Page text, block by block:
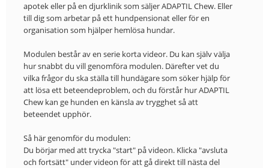
apotek eller på en djurklinik som säljer ADAPTIL Chew. Eller
till dig som arbetar på ett hundpensionat eller för en
organisation som hjälper hemlösa hundar.
Modulen består av en serie korta videor. Du kan själv välja
hur snabbt du vill genomföra modulen. Därefter vet du
vilka frågor du ska ställa till hundägare som söker hjälp för
att lösa ett beteendeproblem, och du förstår hur ADAPTIL
Chew kan ge hunden en känsla av trygghet så att
beteendet upphör.
Så här genomför du modulen:
Du börjar med att trycka "start" på videon. Klicka "avsluta
och fortsätt" under videon för att gå direkt till nästa del